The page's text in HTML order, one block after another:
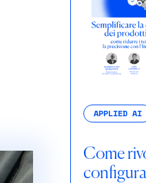
APPLIED AI
Come